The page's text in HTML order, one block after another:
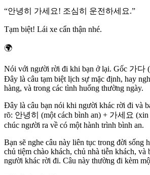
“안녕히 가세요! 조심히 운전하세요.”
Tạm biệt! Lái xe cẩn thận nhé.
🌍
Nói với người rời đi khi bạn ở lại. Gốc 가다
Đây là câu tạm biệt lịch sự mặc định, hay
hàng, và trong các tình huống thường ngày.
Đây là câu bạn nói khi người khác rời đi và
rõ: 안녕히 (một cách bình an) + 가세요 (xin
chúc người ra về có một hành trình bình an.
Bạn sẽ nghe câu này liên tục trong đời sống
chủ tiệm chào khách, chủ nhà tiễn khách, và
người khác rời đi. Câu này thường đi kèm